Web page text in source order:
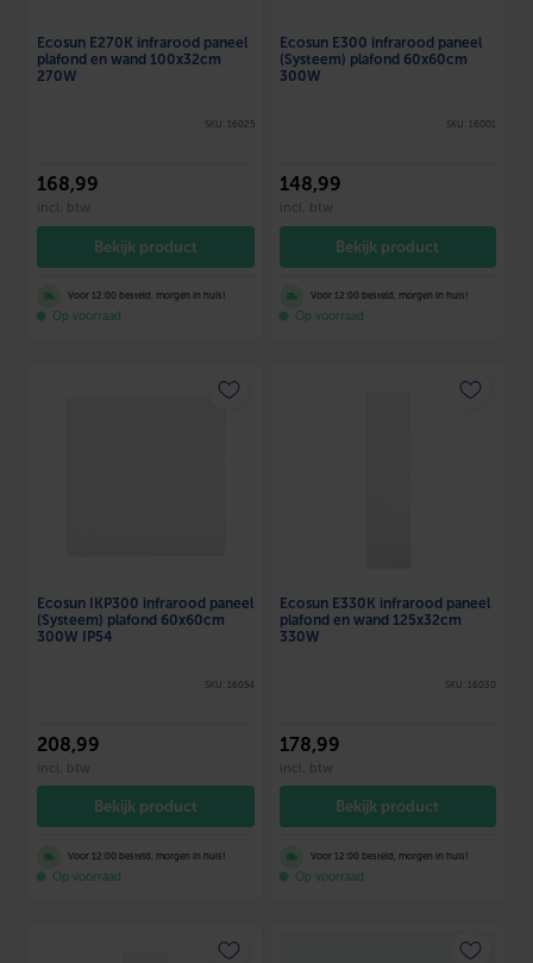
Ecosun E270K infrarood paneel
plafond en wand 100x32cm
270W
SKU: 16025
168,99
incl. btw
Bekijk product
Voor 12:00 besteld, morgen in huis!
Op voorraad
Ecosun E300 infrarood paneel
(Systeem) plafond 60x60cm
300W
SKU: 16001
148,99
incl. btw
Bekijk product
Voor 12:00 besteld, morgen in huis!
Op voorraad
Ecosun IKP300 infrarood paneel
(Systeem) plafond 60x60cm
300W IP54
SKU: 16054
208,99
incl. btw
Bekijk product
Voor 12:00 besteld, morgen in huis!
Op voorraad
Ecosun E330K infrarood paneel
plafond en wand 125x32cm
330W
SKU: 16030
178,99
incl. btw
Bekijk product
Voor 12:00 besteld, morgen in huis!
Op voorraad